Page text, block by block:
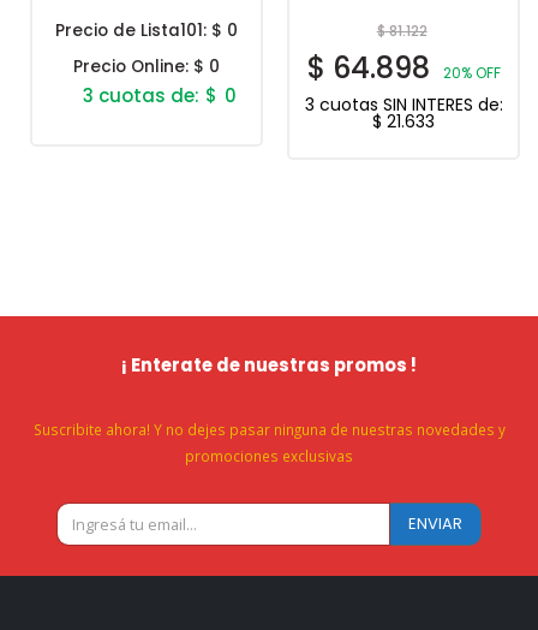
Precio de Lista101: $ 0
Precio Online: $ 0
$ 0
$81.122
$ 64.898 20% OFF
3 cuotas SIN INTERES de:
$ 21.633
¡ Enterate de nuestras promos !
Suscribite ahora! Y no dejes pasar ninguna de nuestras novedades y
promociones exclusivas